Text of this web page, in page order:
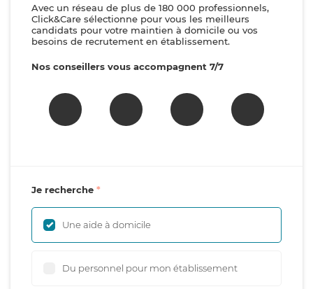
Avec un réseau de plus de 180 000 professionnels,
Click&Care sélectionne pour vous les meilleurs
candidats pour votre maintien à domicile ou vos
besoins de recrutement en établissement.
Nos conseillers vous accompagnent 7/7
Je recherche
Une aide à domicile
Du personnel pour mon établissement